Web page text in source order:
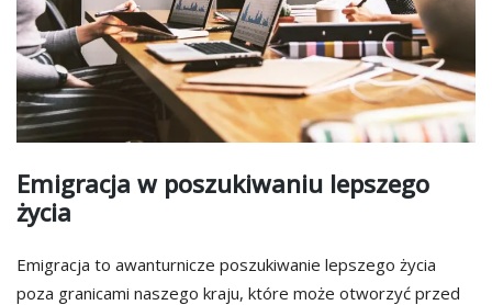
Emigracja w poszukiwaniu lepszego
życia
Emigracja to awanturnicze poszukiwanie lepszego życia
poza granicami naszego kraju, które może otworzyć przed